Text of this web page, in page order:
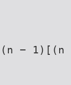
− 1)[(n